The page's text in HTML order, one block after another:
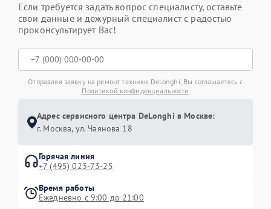
Если требуется задать вопрос специалисту, оставьте
свои данные и дежурный специалист с радостью
проконсультирует Вас!
Отправляя заявку на ремонт техники DeLonghi, Вы соглашаетесь с
Политикой конфиденциальности
Адрес сервисного центра DeLonghi в Москве:
г. Москва, ул. Чаянова 18
Горячая линия
+7 (495) 023-73-25
Время работы
Ежедневно с 9:00 до 21:00